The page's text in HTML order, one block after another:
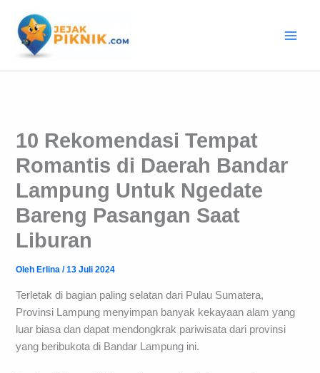
konten
10 Rekomendasi Tempat
Romantis di Daerah Bandar
Lampung Untuk Ngedate
Bareng Pasangan Saat
Liburan
Oleh Erlina/13 Juli 2024
Terletak di bagian paling selatan dari Pulau Sumatera,
Provinsi Lampung menyimpan banyak kekayaan alam yang
luar biasa dan dapat mendongkrak pariwisata dari provinsi
yang beribukota di Bandar Lampung ini.